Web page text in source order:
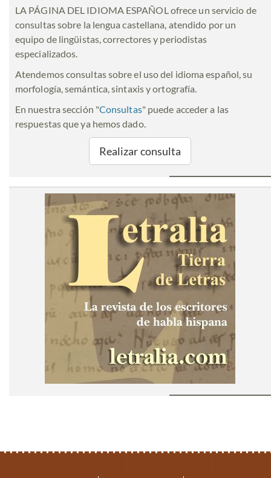
LA PÁGINA DEL IDIOMA ESPAÑOL ofrece un servicio de
consultas sobre la lengua castellana, atendido por un
equipo de lingüistas, correctores y periodistas
especializados.
Atendemos consultas sobre el uso del idioma español, su
morfología, semántica, sintaxis y ortografía.
En nuestra sección "Consultas" puede acceder a las
respuestas que ya hemos dado.
Realizar consulta